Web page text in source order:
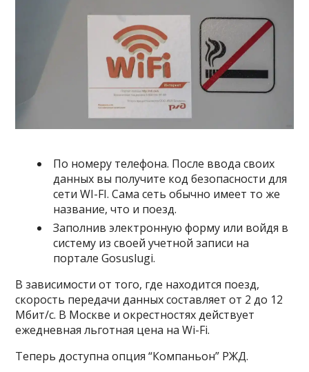
По номеру телефона. После ввода своих
данных вы получите код безопасности для
сети WI-FI. Сама сеть обычно имеет то же
название, что и поезд.
Заполнив электронную форму или войдя в
систему из своей учетной записи на
портале Gosuslugi.
В зависимости от того, где находится поезд,
скорость передачи данных составляет от 2 до 12
Мбит/с. В Москве и окрестностях действует
ежедневная льготная цена на Wi-Fi.
Теперь доступна опция “Компаньон” РЖД.